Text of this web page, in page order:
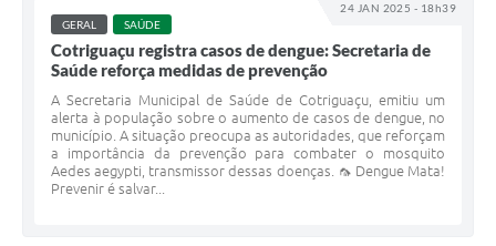
24 JAN 2025 - 18h39
GERAL SAÚDE
Cotriguaçu registra casos de dengue: Secretaria de
Saúde reforça medidas de prevenção
A Secretaria Municipal de Saúde de Cotriguaçu, emitiu um
alerta à população sobre o aumento de casos de dengue, no
município. A situação preocupa as autoridades, que reforçam
a importância da prevenção para combater o mosquito
Aedes aegypti, transmissor dessas doenças. 🦟 Dengue Mata!
Prevenir é salvar...